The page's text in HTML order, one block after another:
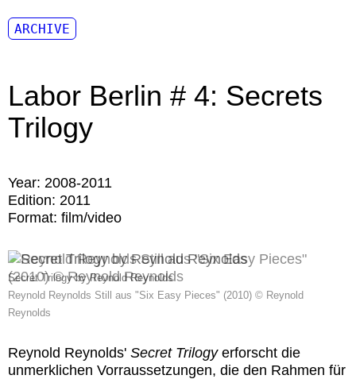
ARCHIVE
Labor Berlin # 4: Secrets
Trilogy
Year: 2008-2011
Edition: 2011
Format: film/video
Secret Trilogy by Reynold Reynolds
Reynold Reynolds Still aus "Six Easy Pieces" (2010) © Reynold
Reynolds
Reynold Reynolds' Secret Trilogyerforscht die
unmerklichen Vorraussetzungen, die den Rahmen für